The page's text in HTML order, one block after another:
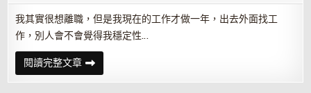
執
行
長
我其實很想離職，但是我現在的工作才做一年，出去外面找工
作，別人會不會覺得我穩定性…
閱讀完整文章一
份
工